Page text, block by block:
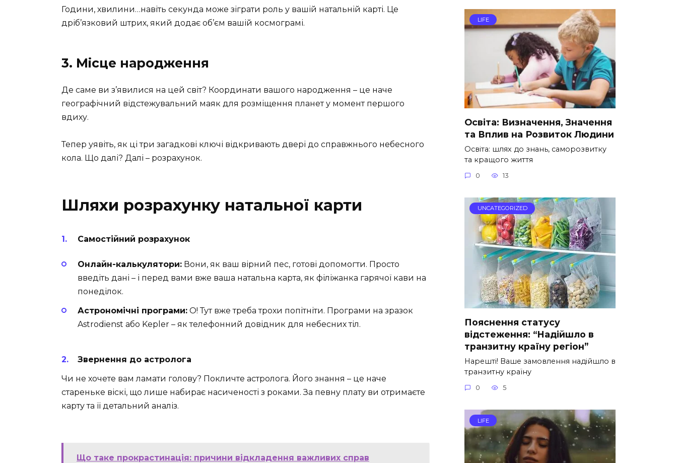
Години, хвилини…навіть секунда може зіграти роль у вашій натальній карті. Це
дріб’язковий штрих, який додає об’єм вашій космограмі.
3. Місце народження
Де саме ви з’явилися на цей світ? Координати вашого народження – це наче
географічний відстежувальний маяк для розміщення планет у момент першого
вдиху.
Тепер уявіть, як ці три загадкові ключі відкривають двері до справжнього небесного
кола. Що далі? Далі – розрахунок.
Шляхи розрахунку натальної карти
Самостійний розрахунок
Онлайн-калькулятори: Вони, як ваш вірний пес, готові допомогти. Просто
введіть дані – і перед вами вже ваша натальна карта, як філіжанка гарячої кави на
понеділок.
Астрономічні програми: О! Тут вже треба трохи попітніти. Програми на зразок
Astrodienst або Kepler – як телефонний довідник для небесних тіл.
Звернення до астролога
Чи не хочете вам ламати голову? Покличте астролога. Його знання – це наче
стареньке віскі, що лише набирає насиченості з роками. За певну плату ви отримаєте
карту та її детальний аналіз.
Що таке прокрастинація: причини відкладення важливих справ
LIFE
Освіта: Визначення, Значення
та Вплив на Розвиток Людини
Освіта: шлях до знань, саморозвитку
та кращого життя
0 13
UNCATEGORIZED
Пояснення статусу
відстеження: “Надійшло в
транзитну країну регіон”
Нарешті! Ваше замовлення надійшло в
транзитну країну
0 5
LIFE